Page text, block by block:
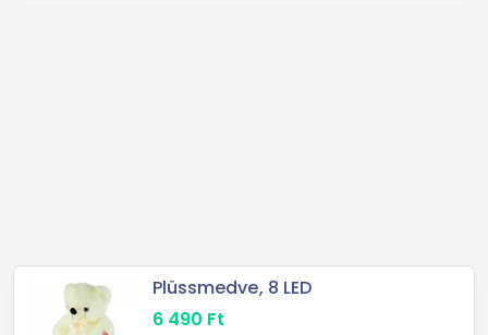
Plüssmedve, 8 LED
6 490 Ft